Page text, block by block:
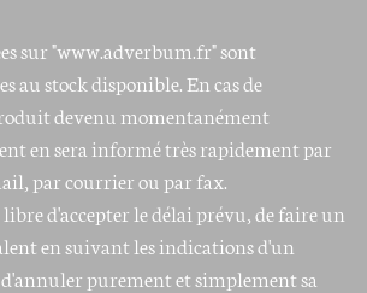
sur "www.adverbum.fr" sont
au stock disponible. En cas de
devenu momentanément
en sera informé très rapidement par
par courrier ou par fax.
d'accepter le délai prévu, de faire un
en suivant les indications d'un
purement et simplement sa